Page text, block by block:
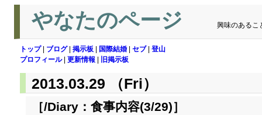
やなたのページ 興味のあるこ
トップ| ブログ| 掲示板 国際結婚 セブ| 登山
プロフィール| 更新情報 旧掲示板
2013.03.29 （Fri）
［/Diary： 食事内容(3/29)］